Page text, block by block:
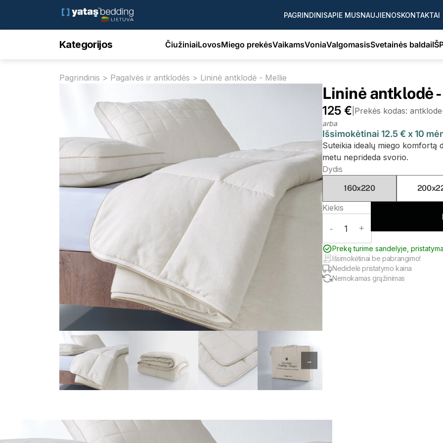
PAGRINDINISAPIE MUSNAUJIENOSKONTAKTAI
Kategorijos ČiužiniaiLovosMiego prekėsVaikamsVoniaValgomasisSvetainės baldai
Pagrindinis > Pagalvės ir antklodės > Lininė antklodė - Mellie
→
Lininė antklodė
125 € Prekės kodas:
arba
Išsimokėtinai 12.5 € x 10
Suteikia idealų miego komfortą
metu neprideda svorio.
Dydis
160x220
Kiekis
- 1 +
Prekę turime sandelyje,
Išsimokėtinai be pabrangimo!
Nedidelė pristatymo kaina
Nemokamas grąžinimas